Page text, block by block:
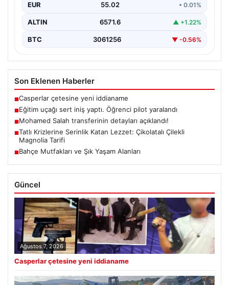
EUR 55.02 • 0.01%
ALTIN 6571.6 ▲ +1.22%
BTC 3061256 ▼ -0.56%
Son Eklenen Haberler
■Casperlar çetesine yeni iddianame
■Eğitim uçağı sert iniş yaptı. Öğrenci pilot yaralandı
■Mohamed Salah transferinin detayları açıklandı!
■Tatlı Krizlerine Serinlik Katan Lezzet: Çikolatalı Çilekli
Magnolia Tarifi
■Bahçe Mutfakları ve Şık Yaşam Alanları
Güncel
Ağustos 7, 2026
Casperlar çetesine yeni iddianame